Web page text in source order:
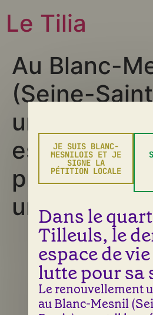
Le Tilia
Au Blanc-
(Seine-
un café
est menacé
projet de
urbaine.
Tous droits
JE SUIS BLANC-
MESNILOIS ET JE
SIGNE LA
PÉTITION LOCALE
Dans le
Tilleuls, le
espace de
lutte pour sa
Le renouvellement
au Blanc-Mesnil